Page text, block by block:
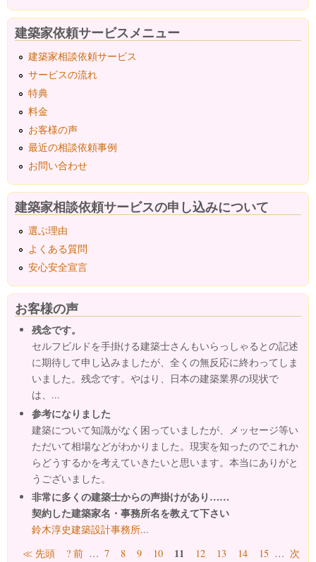
建築家依頼サービスメニュー
建築家相談依頼サービス
サービスの流れ
特典
料金
お客様の声
最近の相談依頼事例
お問い合わせ
建築家相談依頼サービスの申し込みについて
選ぶ理由
よくある質問
安心安全宣言
お客様の声
残念です。
セルフビルドを手掛ける建築士さんもいらっしゃるとの記述
に期待して申し込みましたが、全くの無反応に終わってしま
いました。残念です。やはり、日本の建築業界の現状で
は、...
参考になりました
建築について知識がなく困っていましたが、メッセージ等い
ただいて相場などがわかりました。現実を知ったのでこれか
らどうするかを考えていきたいと思います。本当にありがと
うございました。
非常に多くの建築士からの声掛けがあり……
契約した建築家名・事務所名を教えて下さい
鈴木淳史建築設計事務所...
ページ
≪ 先頭 ? 前 … 7 8 9 10 11 12 13 14 15 … 次